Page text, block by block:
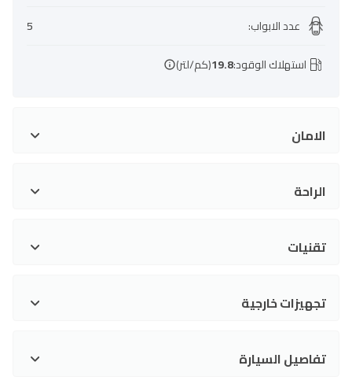
عدد الابواب:
5
استهلاك الوقود:19.8(كم/لتر)
الامان
الراحة
تقنيات
تجهيزات خارجية
تفاصيل السيارة